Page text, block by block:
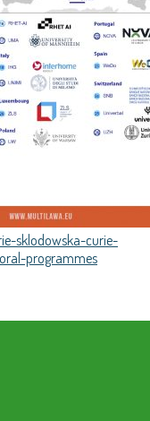
sklodowska-curie-
programmes